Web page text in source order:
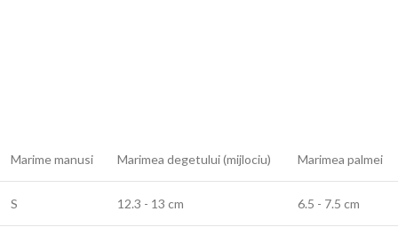
Marime manusi Marimea degetului (mijlociu) Marimea palmei
S 12.3 - 13 cm 6.5 - 7.5 cm